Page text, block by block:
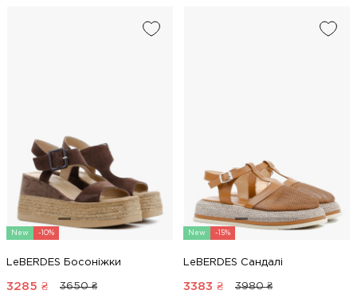
New -10%
LeBERDES Босоніжки
3285 ₴ 3650 ₴
New -15%
LeBERDES Сандалі
3383 ₴ 3980 ₴